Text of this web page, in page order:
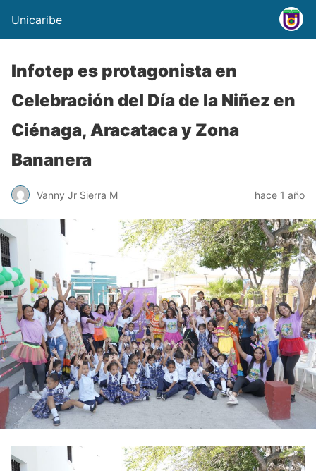
Unicaribe
Infotep es protagonista en
Celebración del Día de la Niñez en
Ciénaga, Aracataca y Zona
Bananera
Vanny Jr Sierra M hace 1 año